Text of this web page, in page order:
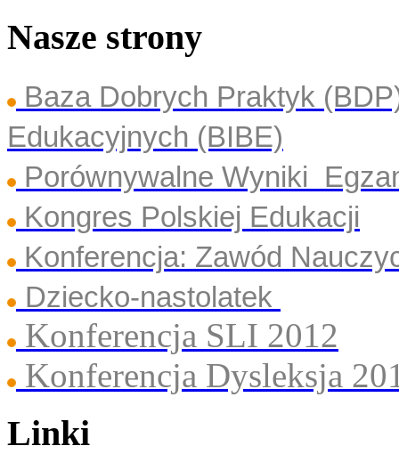
Nasze strony
Baza Dobrych Praktyk
Edukacyjnych (BIBE)
Porównywalne Wyniki
Kongres Polskiej Edukacji
Konferencja: Zawód
Dziecko-nastolatek
Konferencja SLI 2012
Konferencja Dysleksja
Linki